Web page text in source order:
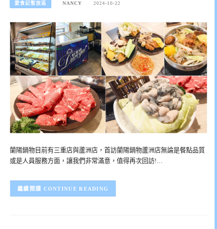
愛食記暫放區 NANCY 2024-10-22
蘭陽鍋物目前有三重店與蘆洲店，首訪蘭陽鍋物蘆洲店無論是餐點品質
或是人員服務方面，讓我們非常滿意，值得再次回訪!…
CONTINUE READING